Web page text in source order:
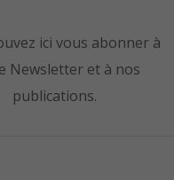
ici vous abonner à
Newsletter et à nos
publications.